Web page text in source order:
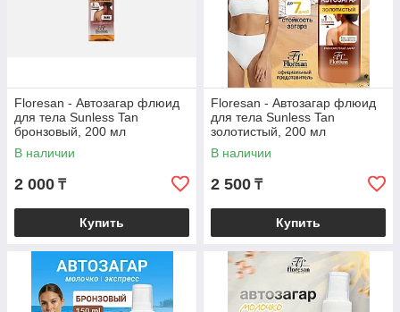
Floresan - Автозагар флюид
для тела Sunless Tan
бронзовый, 200 мл
В наличии
2 000 ₸
Купить
Floresan - Автозагар флюид
для тела Sunless Tan
золотистый, 200 мл
В наличии
2 500 ₸
Купить